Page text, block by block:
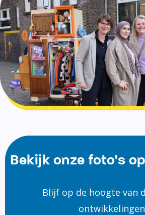
Bekijk onze foto's
Blijf op de hoogte van